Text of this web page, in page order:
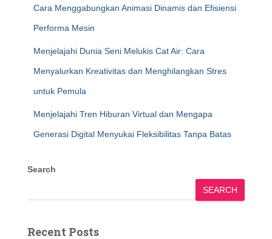
Cara Menggabungkan Animasi Dinamis dan Efisiensi
Performa Mesin
Menjelajahi Dunia Seni Melukis Cat Air: Cara
Menyalurkan Kreativitas dan Menghilangkan Stres
untuk Pemula
Menjelajahi Tren Hiburan Virtual dan Mengapa
Generasi Digital Menyukai Fleksibilitas Tanpa Batas
Search
SEARCH
Recent Posts